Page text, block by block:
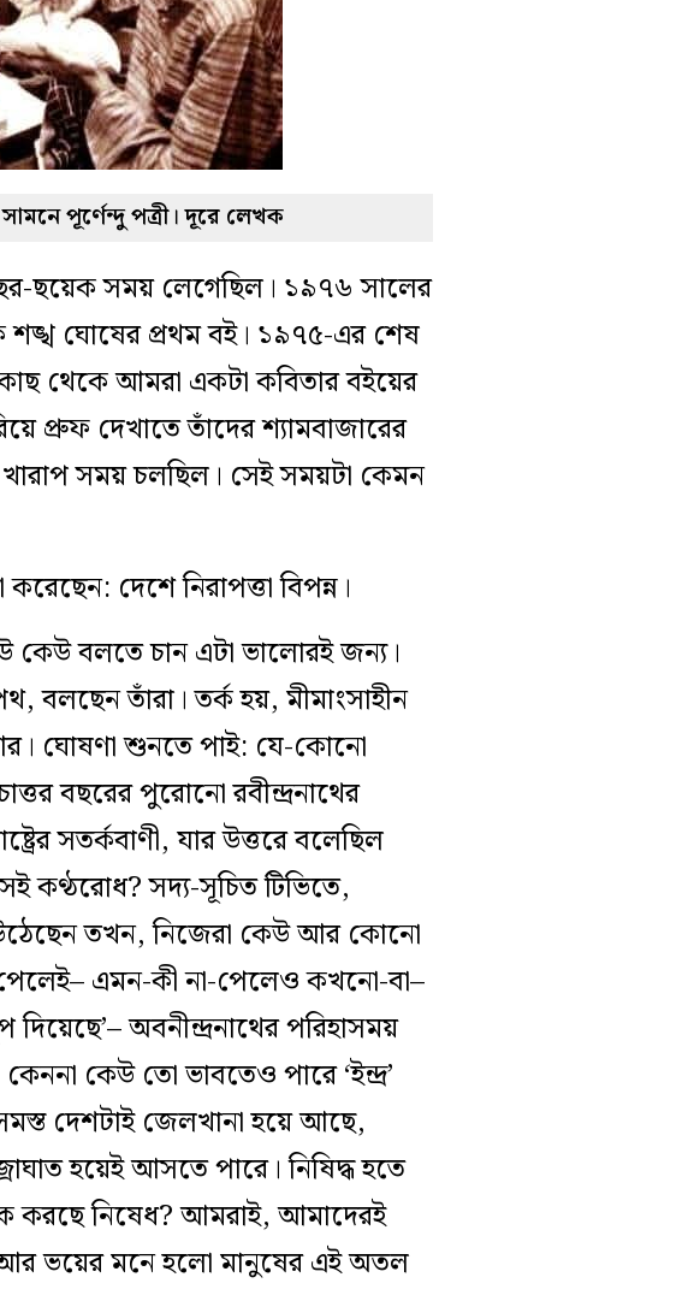
পূর্ণেন্দু পত্রী। দূরে লেখক
ছয়েক সময় লেগেছিল। ১৯৭৬ সালের
শঙ্খ ঘোষের প্রথম বই। ১৯৭৫-এর শেষ
থেকে আমরা একটা কবিতার বইয়ের
প্রুফ দেখাতে তাঁদের শ্যামবাজারের
সময় চলছিল। সেই সময়টা কেমন
দেশে নিরাপত্তা বিপন্ন।
কেউ বলতে চান এটা ভালোরই জন্য।
তাঁরা। তর্ক হয়, মীমাংসাহীন
ঘোষণা শুনতে পাই: যে-কোনো
বছরের পুরোনো রবীন্দ্রনাথের
সতর্কবাণী, যার উত্তরে বলেছিল
কণ্ঠরোধ? সদ্য-সূচিত টিভিতে,
তখন, নিজেরা কেউ আর কোনো
এমন-কী না-পেলেও কখনো-বা–
অবনীন্দ্রনাথের পরিহাসময়
কেউ তো ভাবতেও পারে ‘ইন্দ্র’
দেশটাই জেলখানা হয়ে আছে,
হয়েই আসতে পারে। নিষিদ্ধ হতে
করছে নিষেধ? আমরাই, আমাদেরই
ভয়ের মনে হলো মানুষের এই অতল